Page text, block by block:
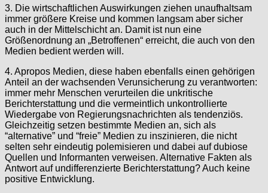
3. Die wirtschaftlichen Auswirkungen ziehen unaufhaltsam
immer größere Kreise und kommen langsam aber sicher
auch in der Mittelschicht an. Damit ist nun eine
Größenordnung an „Betroffenen“ erreicht, die auch von den
Medien bedient werden will.
4. Apropos Medien, diese haben ebenfalls einen gehörigen
Anteil an der wachsenden Verunsicherung zu verantworten:
immer mehr Menschen verurteilen die unkritische
Berichterstattung und die vermeintlich unkontrollierte
Wiedergabe von Regierungsnachrichten als tendenziös.
Gleichzeitig setzen bestimmte Medien an, sich als
“alternative” und “freie” Medien zu inszinieren, die nicht
selten sehr eindeutig polemisieren und dabei auf dubiose
Quellen und Informanten verweisen. Alternative Fakten als
Antwort auf undifferenzierte Berichterstattung? Auch keine
positive Entwicklung.